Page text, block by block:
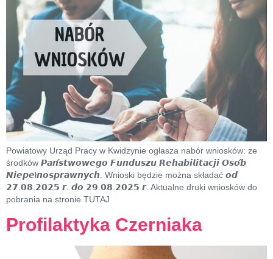
Powiatowy Urząd Pracy w Kwidzynie ogłasza nabór wniosków: ze
środków 𝙋𝙖𝙣́𝙨𝙩𝙬𝙤𝙬𝙚𝙜𝙤 𝙁𝙪𝙣𝙙𝙪𝙨𝙯𝙪 𝙍𝙚𝙝𝙖𝙗𝙞𝙡𝙞𝙩𝙖𝙘𝙟𝙞 𝙊𝙨𝙤́𝙗
𝙉𝙞𝙚𝙥𝙚ł𝙣𝙤𝙨𝙥𝙧𝙖𝙬𝙣𝙮𝙘𝙝. Wnioski będzie można składać 𝙤𝙙
𝟮𝟳.𝟬𝟴.𝟮𝟬𝟮𝟱 𝙧. 𝙙𝙤 𝟮𝟵.𝟬𝟴.𝟮𝟬𝟮𝟱 𝙧. Aktualne druki wniosków do
pobrania na stronie TUTAJ
Profilaktyka Czerniaka